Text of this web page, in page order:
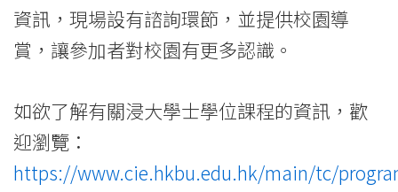
資訊，現場設有諮詢環節，並提供校園導
賞，讓參加者對校園有更多認識。
如欲了解有關浸大學士學位課程的資訊，歡
迎瀏覽：
https://www.cie.hkbu.edu.hk/main/tc/